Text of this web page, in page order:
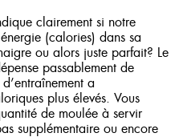
clairement si notre
(calories) dans sa
ou alors juste parfait? Le
passablement de
a
plus élevés. Vous
de moulée à servir
supplémentaire ou encore